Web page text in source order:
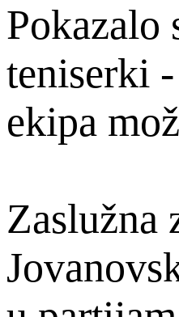
Pokazalo
teniserki
ekipa
Zaslužna